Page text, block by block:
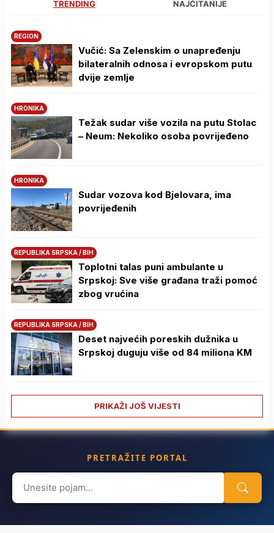
TRENDING NAJČITANIJE
REGION
Vučić: Sa Zelenskim o unapređenju
bilateralnih odnosa i evropskom putu
dvije zemlje
HRONIKA
Težak sudar više vozila na putu Stolac
– Neum: Nekoliko osoba povrijeđeno
HRONIKA
Sudar vozova kod Bjelovara, ima
povrijeđenih
REPUBLIKA SRPSKA / BIH
Toplotni talas puni ambulante u
Srpskoj: Sve više građana traži pomoć
zbog vrućina
REPUBLIKA SRPSKA / BIH
Deset najvećih poreskih dužnika u
Srpskoj duguju više od 84 miliona KM
PRIKAŽI JOŠ VIJESTI
PRETRAŽITE PORTAL
Search
for: